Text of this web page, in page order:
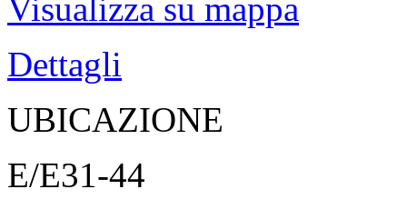
Visualizza su mappa
Dettagli
UBICAZIONE
E/E31-44